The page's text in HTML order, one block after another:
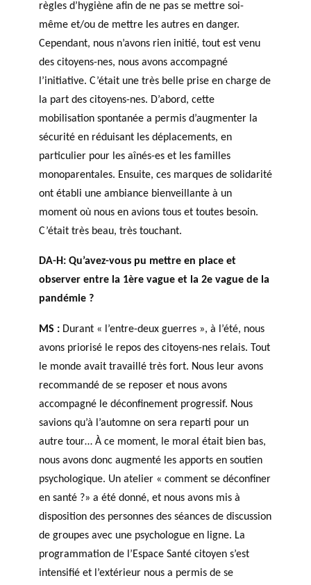
règles d’hygiène afin de ne pas se mettre soi-
même et/ou de mettre les autres en danger.
Cependant, nous n’avons rien initié, tout est venu
des citoyens-nes, nous avons accompagné
l’initiative. C’était une très belle prise en charge de
la part des citoyens-nes. D’abord, cette
mobilisation spontanée a permis d’augmenter la
sécurité en réduisant les déplacements, en
particulier pour les aînés-es et les familles
monoparentales. Ensuite, ces marques de solidarité
ont établi une ambiance bienveillante à un
moment où nous en avions tous et toutes besoin.
C’était très beau, très touchant.
DA-H: Qu’avez-vous pu mettre en place et
observer entre la 1ère vague et la 2e vague de la
pandémie ?
MS : Durant « l’entre-deux guerres », à l’été, nous
avons priorisé le repos des citoyens-nes relais. Tout
le monde avait travaillé très fort. Nous leur avons
recommandé de se reposer et nous avons
accompagné le déconfinement progressif. Nous
savions qu’à l’automne on sera reparti pour un
autre tour… À ce moment, le moral était bien bas,
nous avons donc augmenté les apports en soutien
psychologique. Un atelier « comment se déconfiner
en santé ?» a été donné, et nous avons mis à
disposition des personnes des séances de discussion
de groupes avec une psychologue en ligne. La
programmation de l’Espace Santé citoyen s’est
intensifié et l’extérieur nous a permis de se